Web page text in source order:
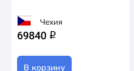
Чехия
69840 q
В корзину